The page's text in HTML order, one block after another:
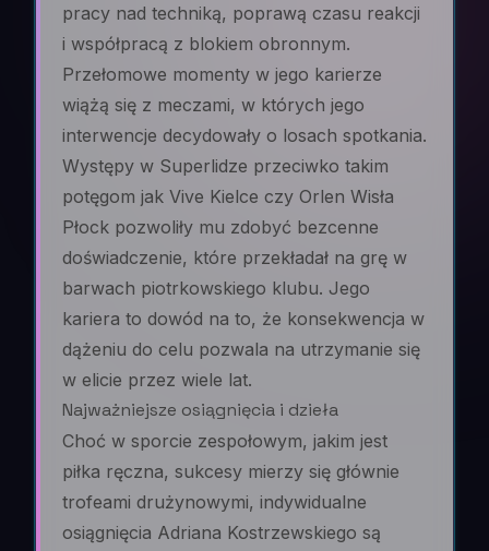
pracy nad techniką, poprawą czasu reakcji
i współpracą z blokiem obronnym.
Przełomowe momenty w jego karierze
wiążą się z meczami, w których jego
interwencje decydowały o losach spotkania.
Występy w Superlidze przeciwko takim
potęgom jak Vive Kielce czy Orlen Wisła
Płock pozwoliły mu zdobyć bezcenne
doświadczenie, które przekładał na grę w
barwach piotrkowskiego klubu. Jego
kariera to dowód na to, że konsekwencja w
dążeniu do celu pozwala na utrzymanie się
w elicie przez wiele lat.
Najważniejsze osiągnięcia i dzieła
Choć w sporcie zespołowym, jakim jest
piłka ręczna, sukcesy mierzy się głównie
trofeami drużynowymi, indywidualne
osiągnięcia Adriana Kostrzewskiego są